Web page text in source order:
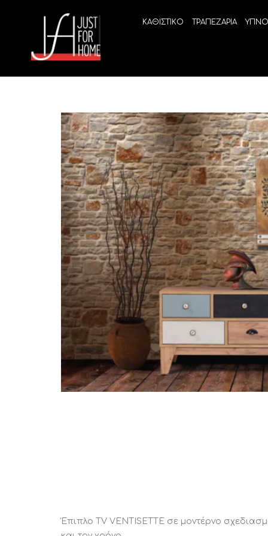
ΚΑΘΙΣΤΙΚΟ ΤΡΑΠΕΖΑΡΙΑ
ECO SLEEP
Ανατομικά στρώματα χωρίς ελατήρια
Ανατομικά στρώματα
Ανωστρώματα
LINEA
High
ELIXIR
ΔΙΑΦΟΡΑ
Pocket spring
Continuous spring
Έπιπλο TV VENTISETTE σε μοντέρνο